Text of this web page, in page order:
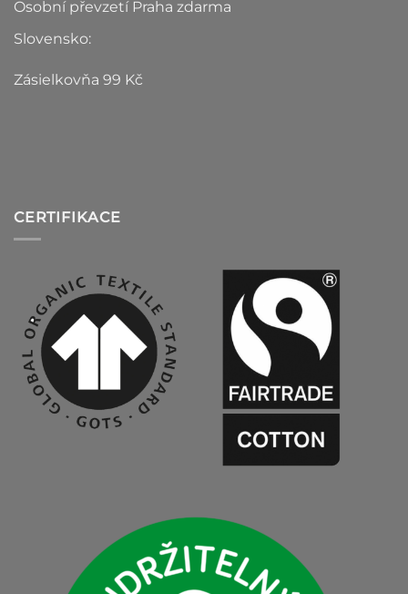
Osobní převzetí Praha zdarma
Slovensko:
Zásielkovňa 99 Kč
CERTIFIKACE